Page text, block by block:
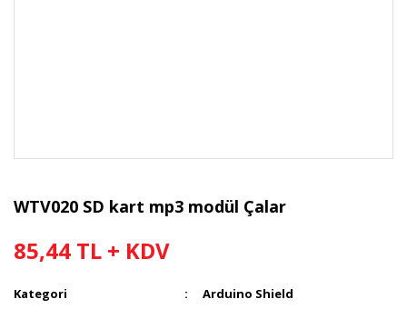
WTV020 SD kart mp3 modül Çalar
85,44 TL + KDV
Kategori
Arduino Shield